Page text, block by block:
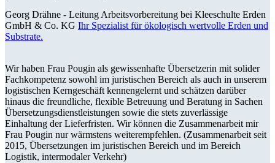
Georg Drähne - Leitung Arbeitsvorbereitung bei Kleeschulte Erden
GmbH & Co. KG Ihr Spezialist für ökologisch wertvolle Erden und
Substrate.
Wir haben Frau Pougin als gewissenhafte Übersetzerin mit solider
Fachkompetenz sowohl im juristischen Bereich als auch in unserem
logistischen Kerngeschäft kennengelernt und schätzen darüber
hinaus die freundliche, flexible Betreuung und Beratung in Sachen
Übersetzungsdienstleistungen sowie die stets zuverlässige
Einhaltung der Lieferfristen. Wir können die Zusammenarbeit mir
Frau Pougin nur wärmstens weiterempfehlen. (Zusammenarbeit seit
2015, Übersetzungen im juristischen Bereich und im Bereich
Logistik, intermodaler Verkehr)